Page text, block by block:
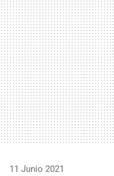
11 Junio 2021